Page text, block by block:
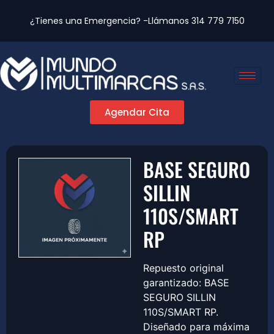
¿Tienes una Emergencia? -Llámanos 314 779 7150
Agendar Cita
BASE SEGURO
SILLIN
110S/SMART
RP
Repuesto original
garantizado: BASE
SEGURO SILLIN
110S/SMART RP.
Diseñado para máxima